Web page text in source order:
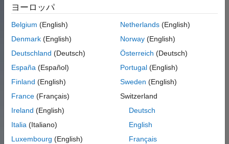
パネルナビゲーション
詳細を見る
ヨーロッパ
Belgium (English)
Denmark (English)
Deutschland (Deutsch)
España (Español)
Finland (English)
France (Français)
Ireland (English)
Italia (Italiano)
Luxembourg (English)
Netherlands(English)
Norway(English)
Österreich (Deutsch)
Portugal(English)
Sweden (English)
Switzerland
Deutsch
English
Français